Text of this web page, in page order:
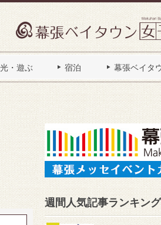
・遊ぶ 宿泊 幕張ベイタ
週間人気記事ランキング